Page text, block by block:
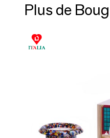
Plus de